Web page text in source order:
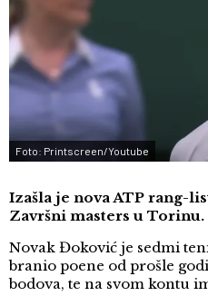
Foto: Printscreen/Youtube
Izašla je nova ATP rang-
Završni masters u Torinu.
Novak Đoković je sedmi
branio poene od prošle
bodova, te na svom kontu